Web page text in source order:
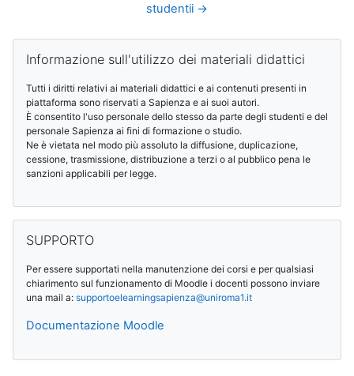
studentii →
Blocchi
Informazione sull'utilizzo dei materiali didattici
Tutti i diritti relativi ai materiali didattici e ai contenuti presenti in
piattaforma sono riservati a Sapienza e ai suoi autori.
È consentito l'uso personale dello stesso da parte degli studenti e del
personale Sapienza ai fini di formazione o studio.
Ne è vietata nel modo più assoluto la diffusione, duplicazione,
cessione, trasmissione, distribuzione a terzi o al pubblico pena le
sanzioni applicabili per legge.
SUPPORTO
Per essere supportati nella manutenzione dei corsi e per qualsiasi
chiarimento sul funzionamento di Moodle i docenti possono inviare
una mail a: supportoelearningsapienza@uniroma1.it
Documentazione Moodle